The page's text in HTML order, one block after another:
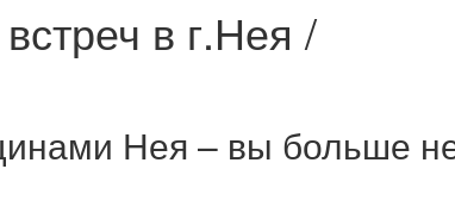
в г.Нея /
Нея – вы больше